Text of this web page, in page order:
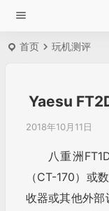
首页 玩机测评
Yaesu
2018年10月11日
八重洲
（CT-170）或
收器或其他外